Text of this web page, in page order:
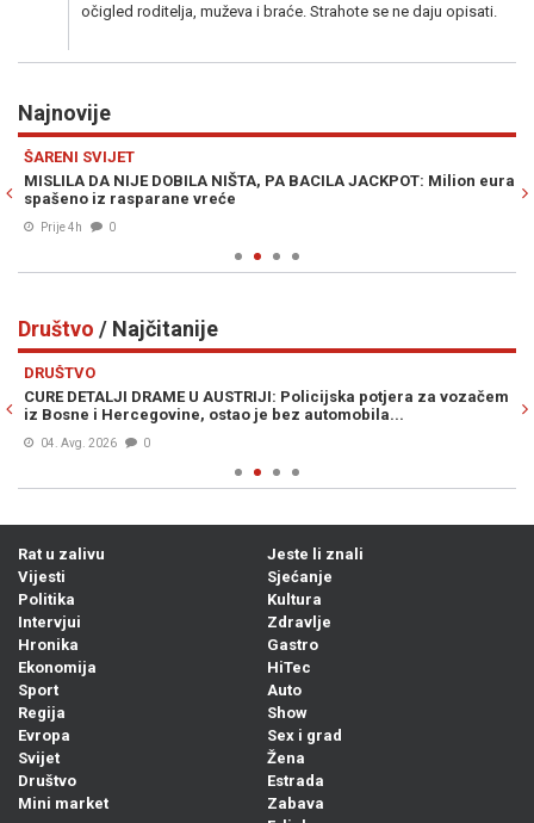
očigled roditelja, muževa i braće. Strahote se ne daju opisati.
Najnovije
ŠARENI SVIJET
MISLILA DA NIJE DOBILA NIŠTA, PA BACILA JACKPOT: Milion eura
spašeno iz rasparane vreće
Prije 4h
Previous
Društvo / Najčitanije
DRUŠTVO
CURE DETALJI DRAME U AUSTRIJI: Policijska potjera za vozačem
iz Bosne i Hercegovine, ostao je bez automobila...
04. Avg. 2026
Previous
Rat u zalivu
Vijesti
Politika
Intervjui
Hronika
Ekonomija
Sport
Regija
Evropa
Svijet
Društvo
Mini market
Jeste li znali
Sjećanje
Kultura
Zdravlje
Gastro
HiTec
Auto
Show
Sex i grad
Žena
Estrada
Zabava